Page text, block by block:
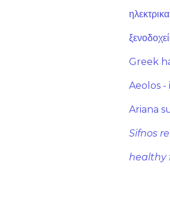
Greek
Aeolos
Ariana
Sifnos
healthy